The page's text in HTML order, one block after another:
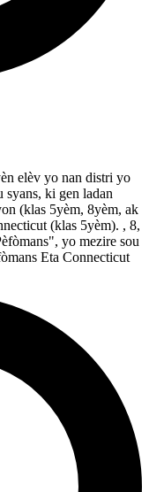
elèv yo nan distri yo
syans, ki gen ladan
(klas 5yèm, 8yèm, ak
(klas 5yèm). , 8,
yo mezire sou
Eta Connecticut